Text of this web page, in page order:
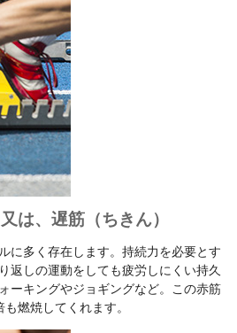
は、遅筋（ちきん）
に多く存在します。持続力を必要とす
返しの運動をしても疲労しにくい持久
ーキングやジョギングなど。この赤筋
燃焼してくれます。